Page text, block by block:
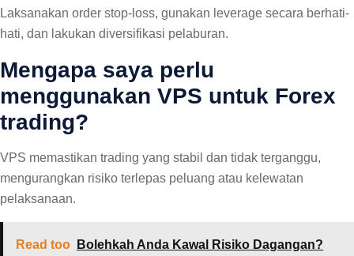
Laksanakan order stop-loss, gunakan leverage secara berhati-
hati, dan lakukan diversifikasi pelaburan.
Mengapa saya perlu
menggunakan VPS untuk Forex
trading?
VPS memastikan trading yang stabil dan tidak terganggu,
mengurangkan risiko terlepas peluang atau kelewatan
pelaksanaan.
Read too
Bolehkah Anda Kawal Risiko Dagangan?